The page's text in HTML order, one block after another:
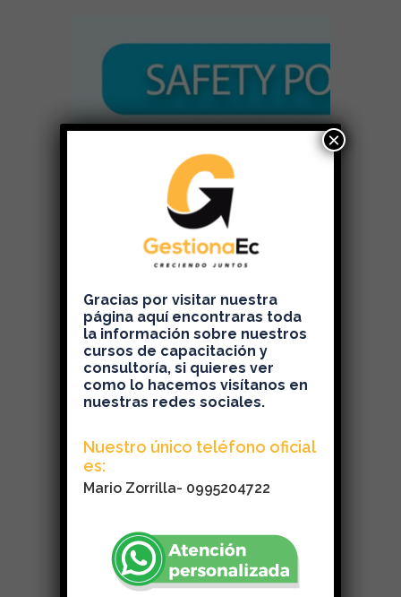
Gracias por visitar nuestra
página aquí encontraras toda
la información sobre nuestros
cursos de capacitación y
consultoría, si quieres ver
como lo hacemos visítanos en
nuestras redes sociales.
Nuestro único teléfono oficial
es:
Mario Zorrilla- 0995204722
×